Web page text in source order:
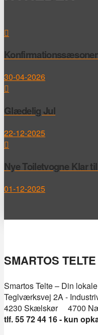
30-04-2026
Glædelig Jul
22-12-2025
Nye Toiletvogne Klar
01-12-2025
SMARTOS TELTE
Smartos Telte – Din
Teglværksvej 2A -
4230 Skælskør 4700
tlf. 55 72 44 16 - kun